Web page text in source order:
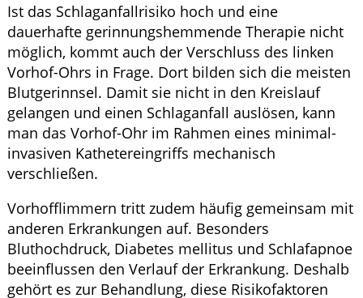
Ist das Schlaganfallrisiko hoch und eine
dauerhafte gerinnungshemmende Therapie nicht
möglich, kommt auch der Verschluss des linken
Vorhof-Ohrs in Frage. Dort bilden sich die meisten
Blutgerinnsel. Damit sie nicht in den Kreislauf
gelangen und einen Schlaganfall auslösen, kann
man das Vorhof-Ohr im Rahmen eines minimal-
invasiven Kathetereingriffs mechanisch
verschließen.
Vorhofflimmern tritt zudem häufig gemeinsam mit
anderen Erkrankungen auf. Besonders
Bluthochdruck, Diabetes mellitus und Schlafapnoe
beeinflussen den Verlauf der Erkrankung. Deshalb
gehört es zur Behandlung, diese Risikofaktoren